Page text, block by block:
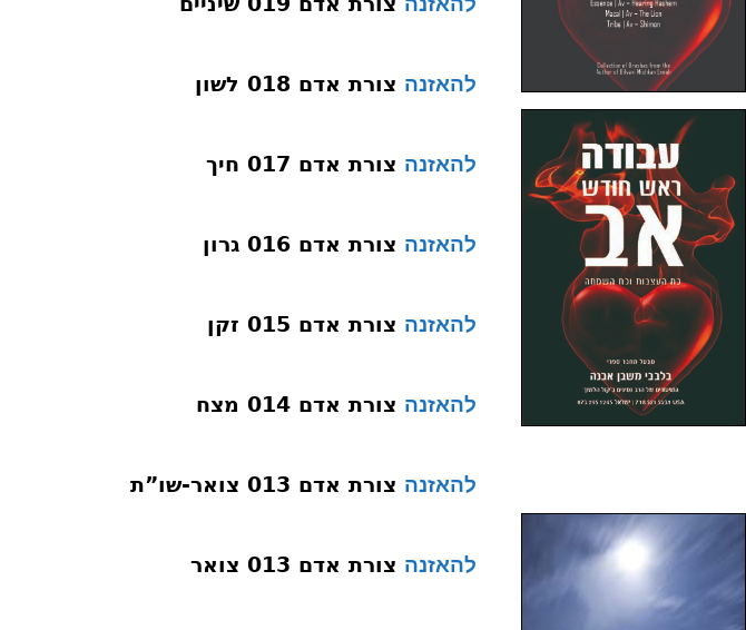
להאזנה צורת אדם 018 לשון
להאזנה צורת אדם 017 חיך
להאזנה צורת אדם 016 גרון
להאזנה צורת אדם 015 זקן
להאזנה צורת אדם 014 מצח
להאזנה צורת אדם 013 צואר-שו”ת
להאזנה צורת אדם 013 צואר